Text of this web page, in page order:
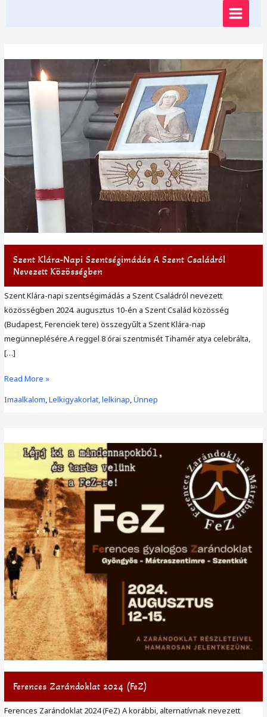
MAIN
Szent Klára-Napi Szentségimádás A Szent Családról
Nevezett Közösségben
Szent Klára-napi szentségimádás a Szent Családról nevezett
közösségben 2024. augusztus 10-én a Szent Család közösség
(Budapest, Ferenciek tere) összegyűlt a Szent Klára-nap
megünneplésére.A reggel 8 órai szentmisét Tihamér atya celebrálta,
[…]
Szent
Szent
nevezett
közösségben
Read More »
Imaalkalom,Lelkigyakorlat, lelkinap,Ünnep
Ferences Zarándoklat 2024 (FeZ)
Ferences Zarándoklat 2024 (FeZ) A korábbi, alternatívnak nevezett